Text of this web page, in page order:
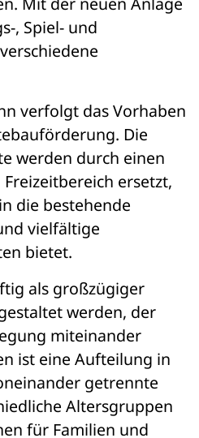
, Spiel- und
verfolgt das Vorhaben
Die
werden durch einen
ersetzt,
die bestehende
vielfältige
bietet.
als großzügiger
werden, der
miteinander
ist eine Aufteilung in
getrennte
Altersgruppen
für Familien und